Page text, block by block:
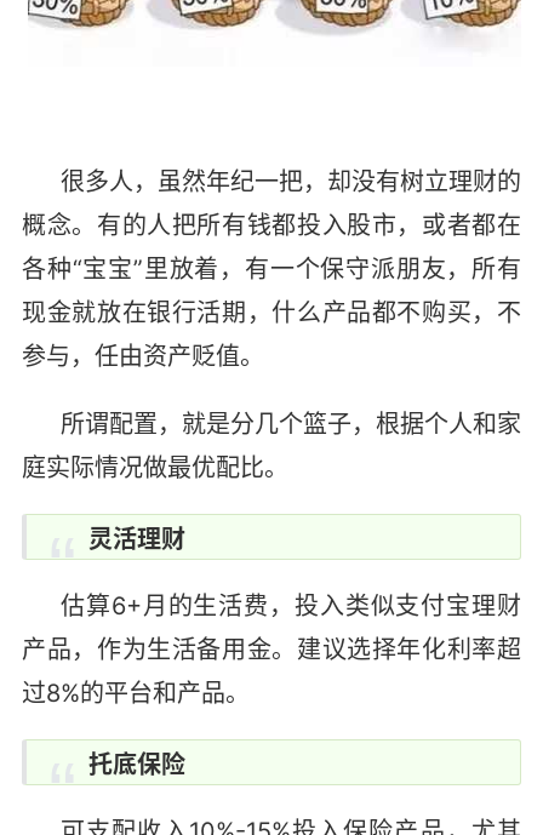
很多人，虽然年纪一把，却没有树立理财的
概念。有的人把所有钱都投入股市，或者都在
各种“宝宝”里放着，有一个保守派朋友，所有
现金就放在银行活期，什么产品都不购买，不
参与，任由资产贬值。
所谓配置，就是分几个篮子，根据个人和家
庭实际情况做最优配比。
灵活理财
估算6+月的生活费，投入类似支付宝理财
产品，作为生活备用金。建议选择年化利率超
过8%的平台和产品。
托底保险